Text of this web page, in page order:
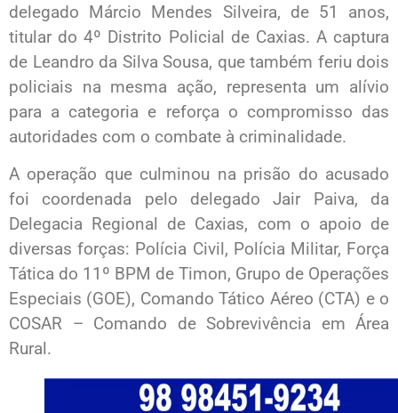
delegado Márcio Mendes Silveira, de 51 anos,
titular do 4º Distrito Policial de Caxias. A captura
de Leandro da Silva Sousa, que também feriu dois
policiais na mesma ação, representa um alívio
para a categoria e reforça o compromisso das
autoridades com o combate à criminalidade.
A operação que culminou na prisão do acusado
foi coordenada pelo delegado Jair Paiva, da
Delegacia Regional de Caxias, com o apoio de
diversas forças: Polícia Civil, Polícia Militar, Força
Tática do 11º BPM de Timon, Grupo de Operações
Especiais (GOE), Comando Tático Aéreo (CTA) e o
COSAR – Comando de Sobrevivência em Área
Rural.